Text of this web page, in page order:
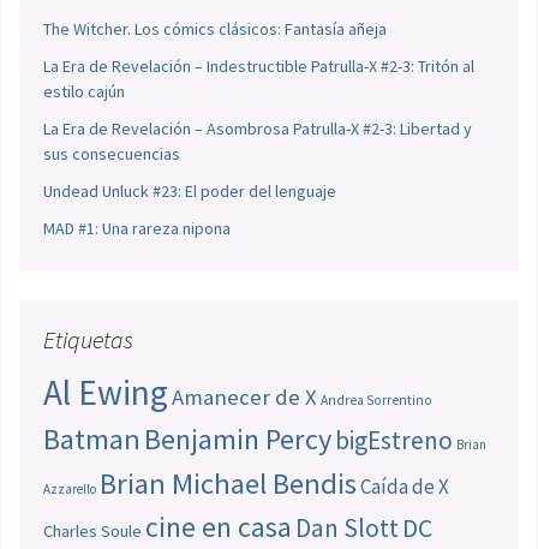
The Witcher. Los cómics clásicos: Fantasía añeja
La Era de Revelación – Indestructible Patrulla-X #2-3: Tritón al
estilo cajún
La Era de Revelación – Asombrosa Patrulla-X #2-3: Libertad y
sus consecuencias
Undead Unluck #23: El poder del lenguaje
MAD #1: Una rareza nipona
Etiquetas
Al EwingAmanecer de X Andrea Sorrentino
Batman Benjamin PercybigEstreno Brian
Azzarello Brian Michael BendisCaída de X
Charles Soule cine en casa Dan SlottDC